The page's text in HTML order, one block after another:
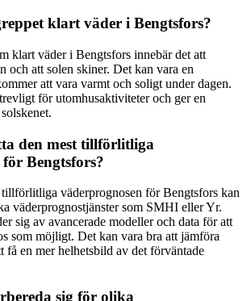
klart väder i Bengtsfors?
klart väder i Bengtsfors innebär det att
och att solen skiner. Det kan vara en
att vara varmt och soligt under dagen.
för utomhusaktiviteter och ger en
den mest tillförlitliga
Bengtsfors?
väderprognosen för Bengtsfors kan
väderprognostjänster som SMHI eller Yr.
sig av avancerade modeller och data för att
som möjligt. Det kan vara bra att jämföra
få en mer helhetsbild av det förväntade
sig för olika